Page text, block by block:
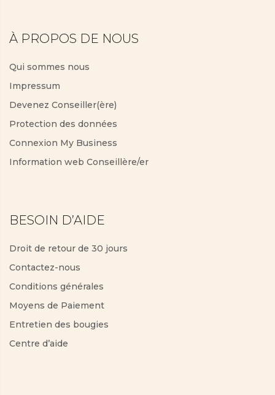
À PROPOS DE NOUS
Qui sommes nous
Impressum
Devenez Conseiller(ère)
Protection des données
Connexion My Business
Information web Conseillère/er
BESOIN D’AIDE
Droit de retour de 30 jours
Contactez-nous
Conditions générales
Moyens de Paiement
Entretien des bougies
Centre d’aide